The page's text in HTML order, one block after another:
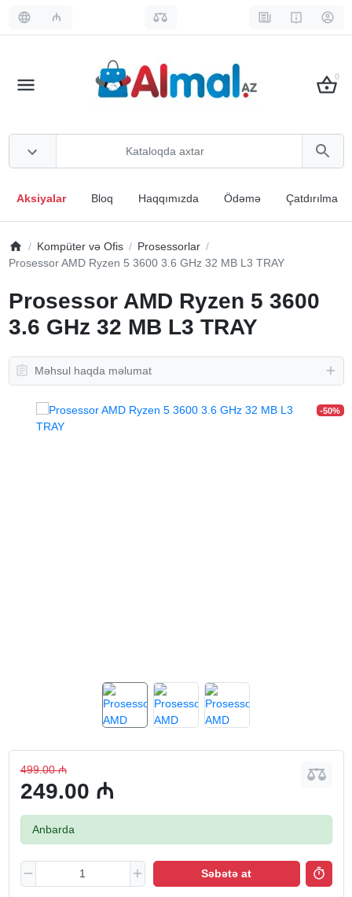
₼
0
Aksiyalar Bloq Haqqımızda Ödəmə Çatdırılma
Kompüter və Ofis
Prosessorlar
Prosessor AMD Ryzen 5 3600 3.6 GHz 32 MB L3 TRAY
Prosessor AMD Ryzen 5 3600
3.6 GHz 32 MB L3 TRAY
Məhsul haqda məlumat
-50%
499.00 ₼
249.00 ₼
Anbarda
Səbətə at